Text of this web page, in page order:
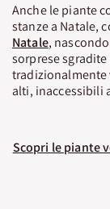
Anche le piante
stanze a Natale,
Natale,
sorprese
tradizionalmente
alti, inaccessibili
Scopri le piante